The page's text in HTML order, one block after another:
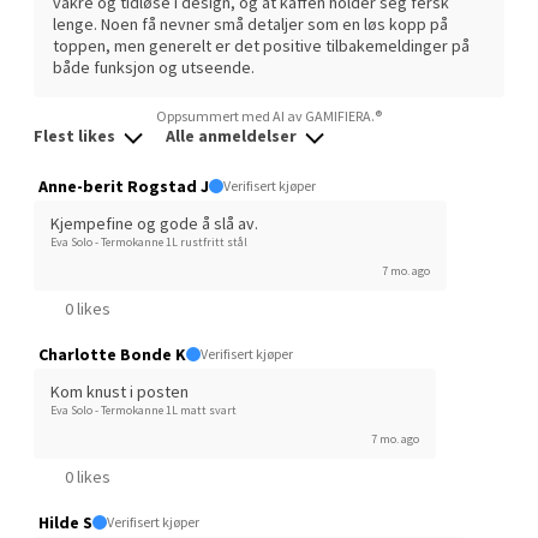
lenge. Noen få nevner små detaljer som en løs kopp på
toppen, men generelt er det positive tilbakemeldinger på
både funksjon og utseende.
Oppsummert med AI av GAMIFIERA.®
Flest likes Alle anmeldelser
Anne-berit Rogstad J Verifisert kjøper
Kjempefine og gode å slå av.
Eva Solo - Termokanne 1L rustfritt stål
7 mo. ago
0 likes
Charlotte Bonde K Verifisert kjøper
Kom knust i posten
Eva Solo - Termokanne 1L matt svart
7 mo. ago
0 likes
Hilde S Verifisert kjøper
Velg
Alti Sunndal, Sunndalsveien 17, 6600 Sunndalsøra
Åpent i dag 10-19
Jessheim - Thon Senter
Jessheim